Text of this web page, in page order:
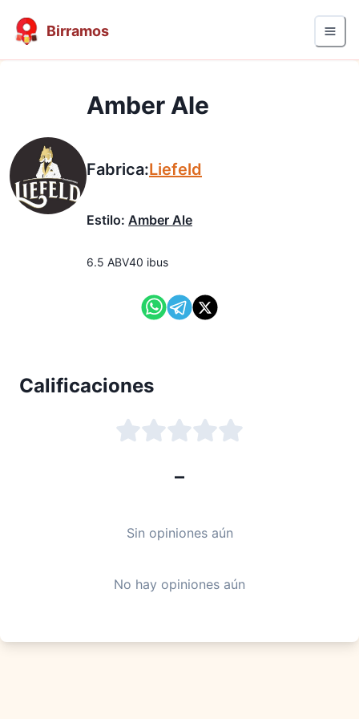
Birramos
Amber Ale
Fabrica:Liefeld
Estilo: Amber Ale
6.5 ABV40 ibus
Calificaciones
–
Sin opiniones aún
No hay opiniones aún